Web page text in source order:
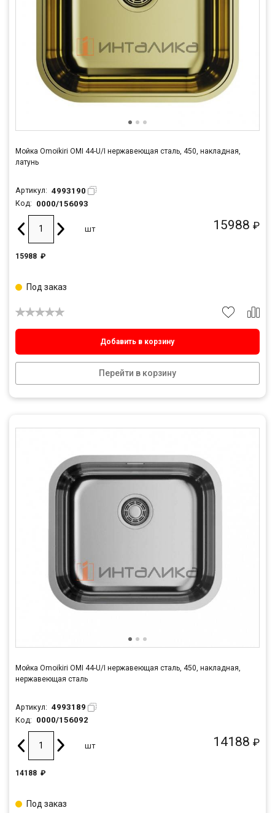
Мойка Omoikiri OMI 44-U/I нержавеющая сталь, 450, накладная,
латунь
Артикул: 4993190
Код: 0000/156093
15988 ₽
шт
15988 ₽
Добавить в корзину
Перейти в корзину
Под заказ
Мойка Omoikiri OMI 44-U/I нержавеющая сталь, 450, накладная,
нержавеющая сталь
Артикул: 4993189
Код: 0000/156092
14188 ₽
шт
14188 ₽
Под заказ